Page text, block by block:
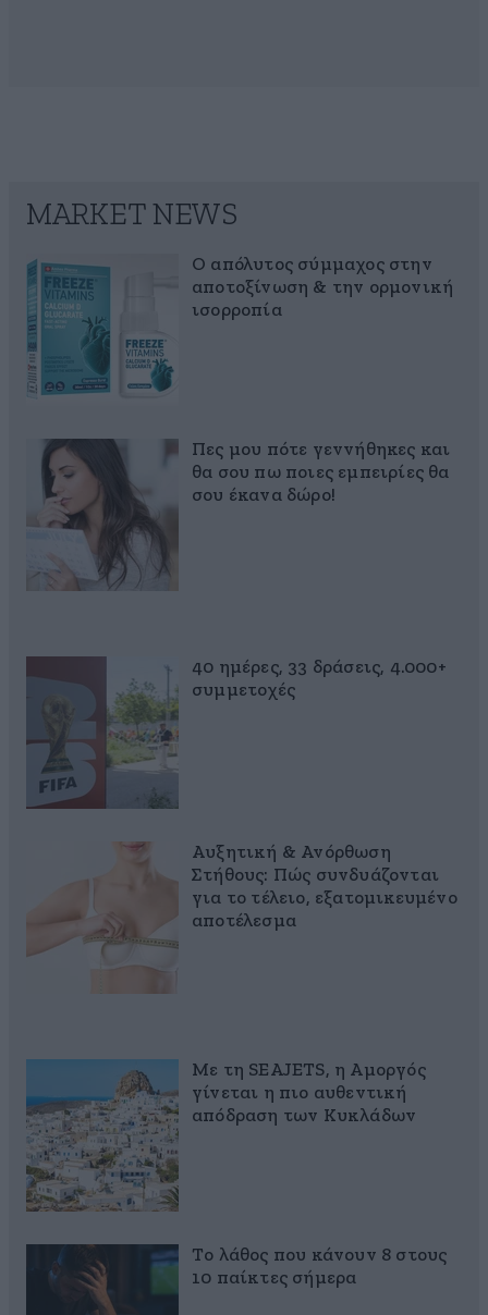
MARKET NEWS
Ο απόλυτος σύμμαχος στην
αποτοξίνωση & την ορμονική
ισορροπία
Πες μου πότε γεννήθηκες και
θα σου πω ποιες εμπειρίες θα
σου έκανα δώρο!
40 ημέρες, 33 δράσεις, 4.000+
συμμετοχές
Αυξητική & Ανόρθωση
Στήθους: Πώς συνδυάζονται
για το τέλειο, εξατομικευμένο
αποτέλεσμα
Με τη SEAJETS, η Αμοργός
γίνεται η πιο αυθεντική
απόδραση των Κυκλάδων
Το λάθος που κάνουν 8 στους
10 παίκτες σήμερα